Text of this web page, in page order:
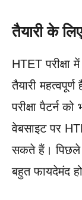
तैयारी के
HTET परीक्षा
तैयारी
परीक्षा पैटर्न
वेबसाइट पर
सकते हैं। पिछले
बहुत फायदेमंद